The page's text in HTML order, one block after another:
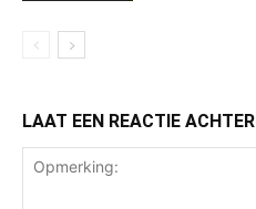
LAAT EEN REACTIE ACHTER